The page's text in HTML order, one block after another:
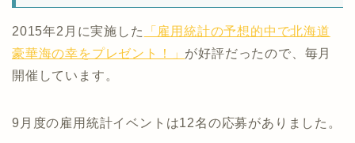
2015年2月に実施した
「雇用統計の予想的中で北海道
豪華海の幸をプレゼント！」 が好評だったので、毎月
開催しています。
9月度の雇用統計イベントは12名の応募がありました。